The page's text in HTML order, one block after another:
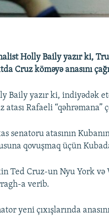
Holly Baily yazır ki,
Cruz köməyə anasını
Baily yazır ki, indiyədək
atası Rafaeli “qəhrəmana”
senatoru atasının
qovuşmaq üçün
Ted Cruz-un Nyu York
a verib.
yeni çıxışlarında